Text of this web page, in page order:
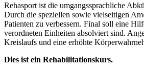
Rehasport ist die umgangssprachliche
Durch die speziellen sowie vielseitigen
Patienten zu verbessern. Final soll eine
verordneten Einheiten absolviert sind.
Kreislaufs und eine erhöhte
Dies ist ein Rehabilitationskurs.